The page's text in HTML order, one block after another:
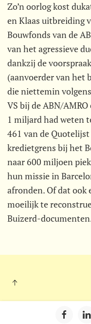
Zo’n oorlog kost
en Klaas uitbreiding
Bouwfonds van de
van het agressieve
dankzij de
(aanvoerder van het
die niettemin
VS bij de ABN/
1 miljard had weten
461 van de
kredietgrens bij het
naar 600 miljoen
hun missie in
afronden. Of dat ook
moeilijk te
Buizerd-